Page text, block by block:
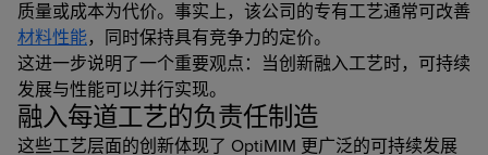
质量或成本为代价。事实上，该公司的专有工艺通常可改善
材料性能，同时保持具有竞争力的定价。
这进一步说明了一个重要观点：当创新融入工艺时，可持续
发展与性能可以并行实现。
融入每道工艺的负责任制造
这些工艺层面的创新体现了 OptiMIM 更广泛的可持续发展